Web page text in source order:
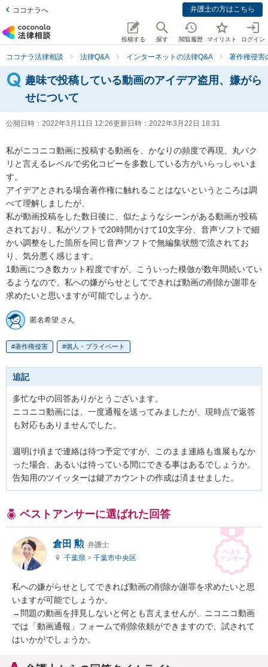
ココナラへ 弁護士の方はこちら
投稿する 探す 閲覧履歴 マイリスト ログイン
ココナラ法律相談 法律Q&A インターネットの法律Q&A 著作権侵害
趣味で投稿している動画のアイデア盗用、嫌がら
せについて
公開日時： 2022年3月11日 12:26更新日時： 2022年3月22日 18:31
私がニコニコ動画に投稿する動画を、かなりの頻度で再現、丸パク
リと言えるレベルで劣化コピーを多数している方がいらっしゃいま
す。
アイデアとされる場合著作権に触れることはないというところは調
べて理解しましたが、
私が動画投稿をした数日後に、似たようなシーンがある動画が投稿
されており、私がソフトで20時間かけて10文字分、音声ソフトで細
かい調整をした箇所を同じ音声ソフトで無編集状態で流されてお
り、気分悪く感じます。
1動画につき数カット程度ですが、こういった模倣が数年間続いてい
るようなので、私への嫌がらせとしてできれば動画の削除か謝罪を
求めたいと思いますが可能でしょうか。
匿名希望 さん
著作権侵害 個人・プライベート
追記
多忙な中の回答ありがとうございます。
ニコニコ動画には、一度通報を送ってみましたが、現時点で返答
も対応もありませんでした。
週明け頃まで連絡は待つ予定ですが、このまま連絡も進展もなか
った場合、あるいは待っている間にできる事はあるでしょうか。
ベストアンサーに選ばれた回答
倉田 勲 弁護士
千葉県 > 千葉市中央区
私への嫌がらせとしてできれば動画の削除か謝罪を求めたいと思
いますが可能でしょうか。
→問題の動画を拝見しないと何とも言えませんが、ニコニコ動画
では「動画通報」フォームで削除依頼ができますので、試されて
はいかがでしょうか。